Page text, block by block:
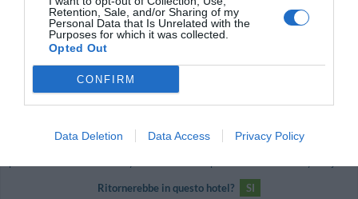
Retention, Sale, and/or Sharing of my
Personal Data that Is Unrelated with the
Purposes for which it was collected.
Opted Out
CONFIRM
Data Deletion Data Access Privacy Policy
Famiglia con figli grandi
ECCEZIONALE
Ritornerebbe in questo hotel?
SI